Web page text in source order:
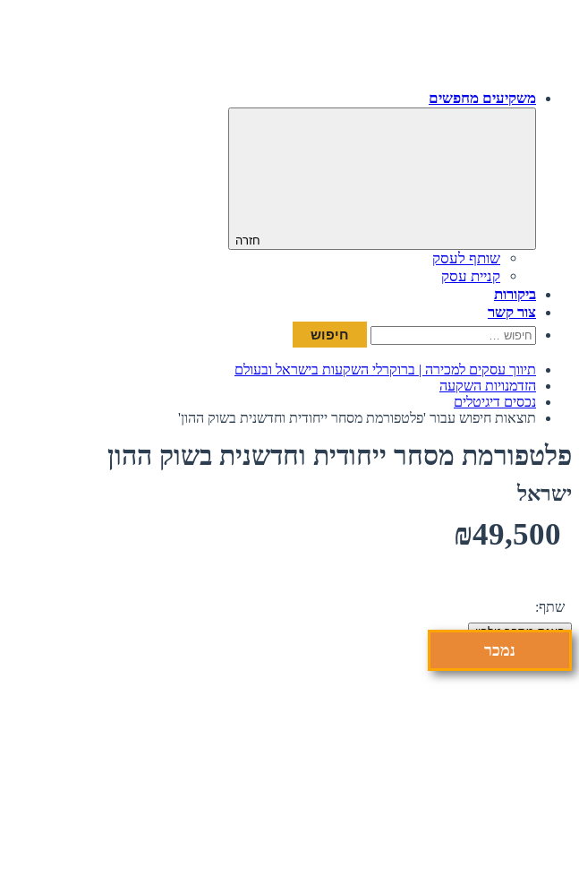
משקיעים מחפשים
חזרה
שותף לעסק
קניית עסק
ביקורות
צור קשר
חיפוש:
תיווך עסקים למכירה | ברוקרלי השקעות בישראל ובעולם
הזדמנויות השקעה
נכסים דיגיטלים
תוצאות חיפוש עבור 'פלטפורמת מסחר ייחודית וחדשנית בשוק ההון'
פלטפורמת מסחר ייחודית וחדשנית בשוק ההון
ישראל
₪49,500
שתף:
הצגת מספר טלפון
נמכר